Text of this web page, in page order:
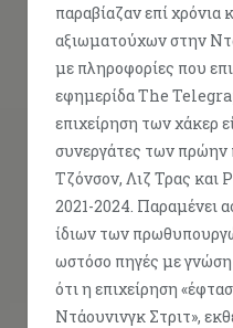
παραβίαζαν επί
αξιωματούχων στην
με πληροφορίες που
εφημερίδα The
επιχείρηση των χάκερ
συνεργάτες των
Τζόνσον, Λιζ Τρας και
2021-2024. Παραμένει
ίδιων των
ωστόσο πηγές με
ότι η επιχείρηση
Ντάουνινγκ Στριτ»,